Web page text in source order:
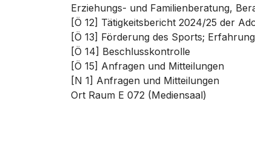
Erziehungs- und Familienberatung,
[Ö 12] Tätigkeitsbericht 2024/25 der
[Ö 13] Förderung des Sports;
[Ö 14] Beschlusskontrolle
[Ö 15] Anfragen und Mitteilungen
[N 1] Anfragen und Mitteilungen
Ort Raum E 072 (Mediensaal)